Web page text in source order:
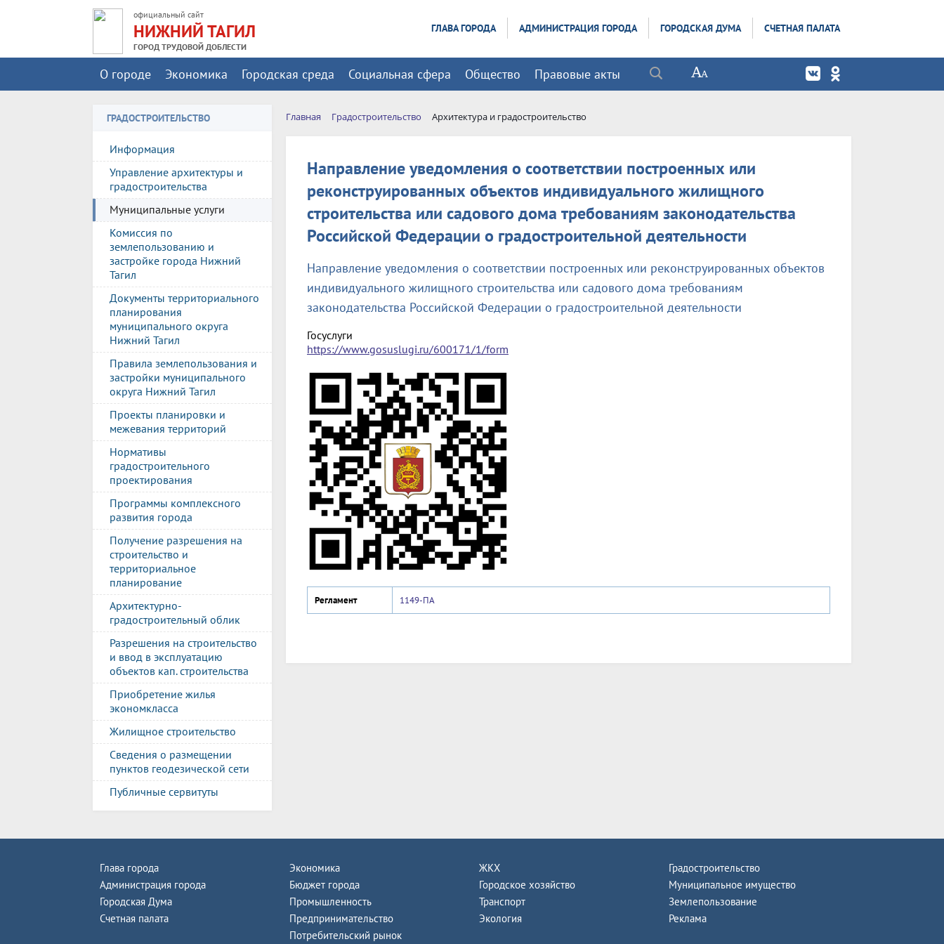
официальный сайт
НИЖНИЙ ТАГИЛ
ГОРОД ТРУДОВОЙ ДОБЛЕСТИ
ГЛАВА ГОРОДА АДМИНИСТРАЦИЯ ГОРОДА ГОРОДСКАЯ ДУМА СЧЕТНАЯ ПАЛАТА
О городе Экономика Городская среда Социальная сфера Общество Правовые акты
ГРАДОСТРОИТЕЛЬСТВО
Информация
Управление архитектуры и
градостроительства
Муниципальные услуги
Комиссия по
землепользованию и
застройке города Нижний
Тагил
Документы территориального
планирования
муниципального округа
Нижний Тагил
Правила землепользования и
застройки муниципального
округа Нижний Тагил
Проекты планировки и
межевания территорий
Нормативы
градостроительного
проектирования
Программы комплексного
развития города
Получение разрешения на
строительство и
территориальное
планирование
Архитектурно-
градостроительный облик
Разрешения на строительство
и ввод в эксплуатацию
объектов кап. строительства
Приобретение жилья
экономкласса
Жилищное строительство
Сведения о размещении
пунктов геодезической сети
Публичные сервитуты
Главная Градостроительство Архитектура и градостроительство
Направление уведомления о соответствии построенных или
реконструированных объектов индивидуального жилищного
строительства или садового дома требованиям законодательства
Российской Федерации о градостроительной деятельности
Направление уведомления о соответствии построенных или реконструированных объектов
индивидуального жилищного строительства или садового дома требованиям
законодательства Российской Федерации о градостроительной деятельности
Госуслуги
https://www.gosuslugi.ru/600171/1/form
Регламент 1149-ПА
Глава города
Администрация города
Городская Дума
Счетная палата
Экономика
Бюджет города
Промышленность
Предпринимательство
Потребительский рынок
ЖКХ
Городское хозяйство
Транспорт
Экология
Градостроительство
Муниципальное имущество
Землепользование
Реклама